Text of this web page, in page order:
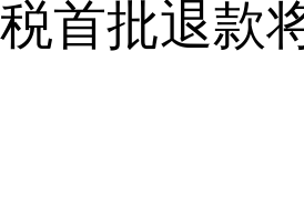
首批退款